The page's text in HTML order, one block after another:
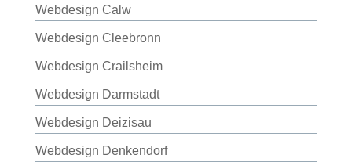
Webdesign Calw
Webdesign Cleebronn
Webdesign Crailsheim
Webdesign Darmstadt
Webdesign Deizisau
Webdesign Denkendorf